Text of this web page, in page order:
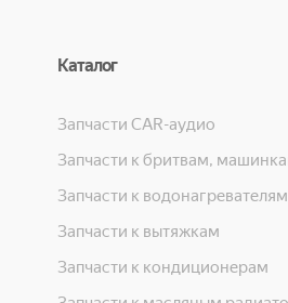
Каталог
Запчасти CAR-аудио
Запчасти к водонагревателям
Запчасти к вытяжкам
Запчасти к кондиционерам